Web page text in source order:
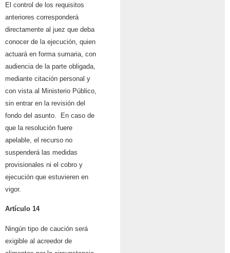
El control de los requisitos
anteriores corresponderá
directamente al juez que deba
conocer de la ejecución, quien
actuará en forma sumaria, con
audiencia de la parte obligada,
mediante citación personal y
con vista al Ministerio Público,
sin entrar en la revisión del
fondo del asunto. En caso de
que la resolución fuere
apelable, el recurso no
suspenderá las medidas
provisionales ni el cobro y
ejecución que estuvieren en
vigor.
Artículo 14
Ningún tipo de caución será
exigible al acreedor de